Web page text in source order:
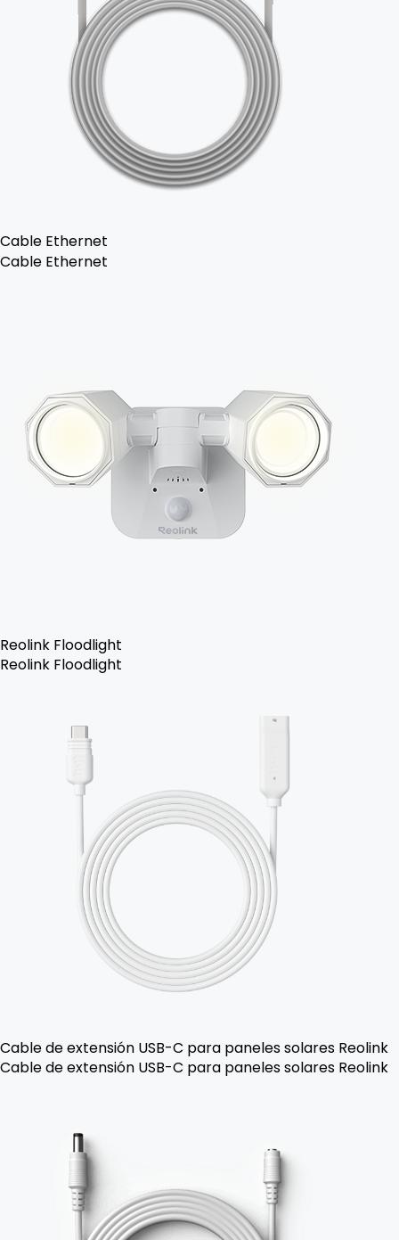
Cable Ethernet
Cable Ethernet
Reolink Floodlight
Reolink Floodlight
Cable de extensión USB-C para paneles solares Reolink
Cable de extensión USB-C para paneles solares Reolink